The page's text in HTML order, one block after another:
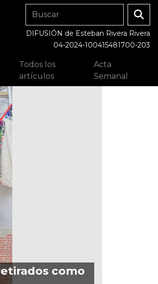
DIFUSIÓN de Esteban Rivera Rivera
04-2024-100415481700-203
Todos los
artículos
Acta
Semanal
como